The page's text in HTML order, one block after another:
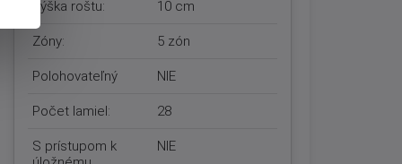
Výška roštu: 10 cm
Zóny: 5 zón
Polohovateľný NIE
Počet lamiel: 28
S prístupom k
NIE